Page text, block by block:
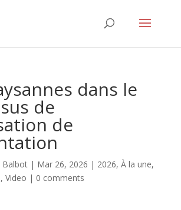
dans le
de
de
Balbot| Mar 26, 2026 | 2026, À la une,
, Video | 0 comments